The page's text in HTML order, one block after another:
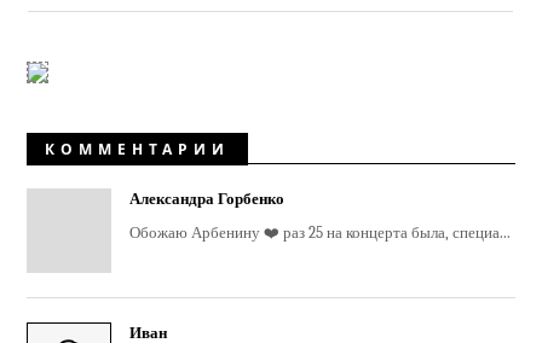
КОММЕНТАРИИ
Александра Горбенко
Обожаю Арбенину ❤️ раз 25 на концерта была, специа...
Иван